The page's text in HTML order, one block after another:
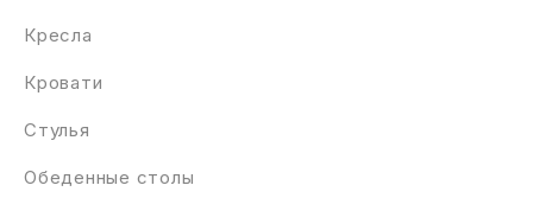
Кресла
Кровати
Стулья
Обеденные столы